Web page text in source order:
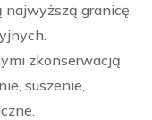
najwyższą granicę
zkonserwacją
suszenie,